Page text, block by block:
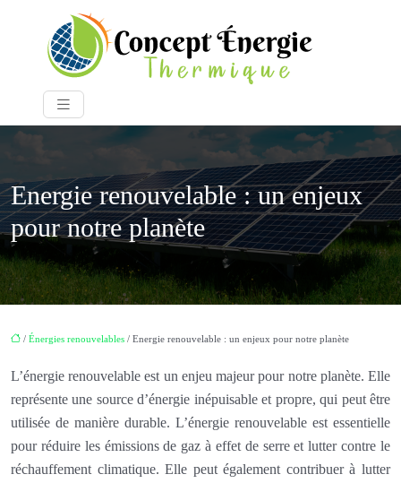
Energie renouvelable : un enjeux
pour notre planète
/ Énergies renouvelables / Energie renouvelable : un enjeux pour notre planète
L’énergie renouvelable est un enjeu majeur pour notre planète. Elle
représente une source d’énergie inépuisable et propre, qui peut être
utilisée de manière durable. L’énergie renouvelable est essentielle
pour réduire les émissions de gaz à effet de serre et lutter contre le
réchauffement climatique. Elle peut également contribuer à lutter